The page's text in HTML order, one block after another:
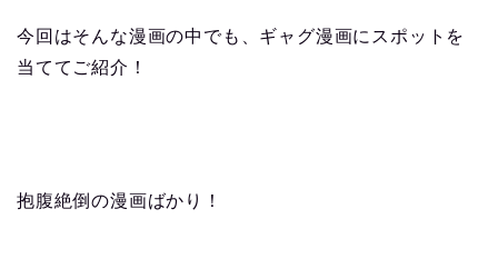
今回はそんな漫画の中でも、ギャグ漫画にスポットを
当ててご紹介！
抱腹絶倒の漫画ばかり！